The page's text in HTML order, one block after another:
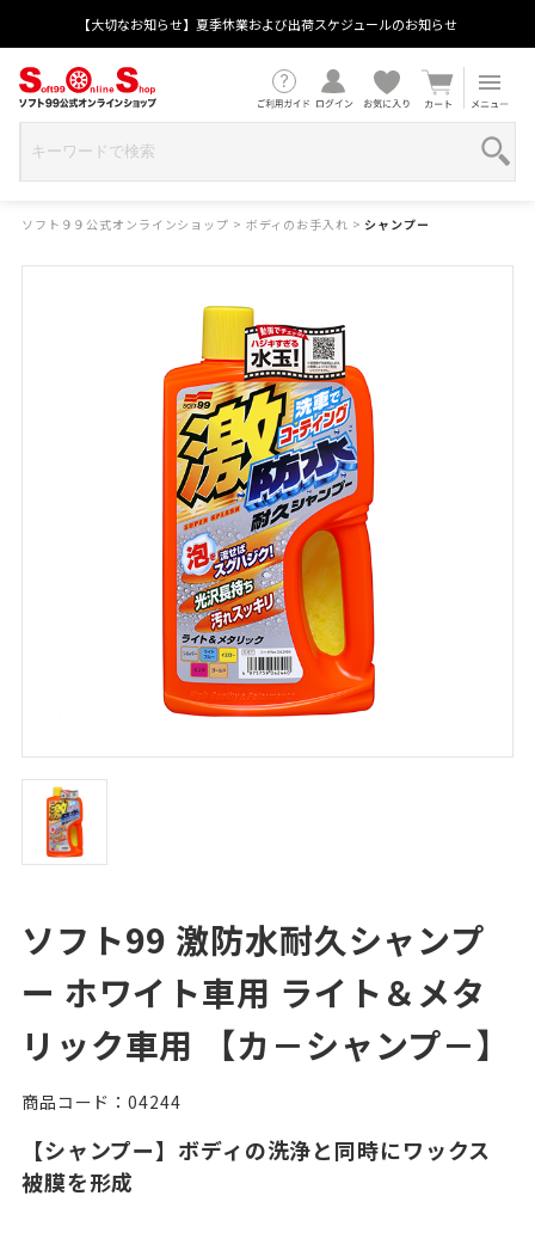
【大切なお知らせ】夏季休業および出荷スケジュールのお知らせ
ソフト９９公式オンラインショップ > ボディのお手入れ > シャンプー
ソフト99 激防水耐久シャンプ
ー ホワイト車用 ライト＆メタ
リック車用 【カ－シャンプ－】
商品コード：04244
【シャンプー】ボディの洗浄と同時にワックス
被膜を形成